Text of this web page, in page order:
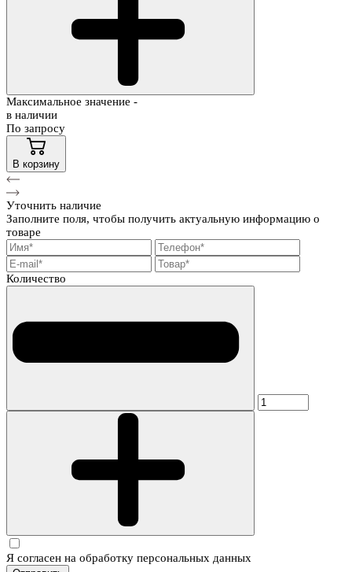
Максимальное значение -
в наличии
По запросу
В корзину
Уточнить наличие
Заполните поля, чтобы получить актуальную информацию о
товаре
Количество
Я согласен на обработку персональных данных